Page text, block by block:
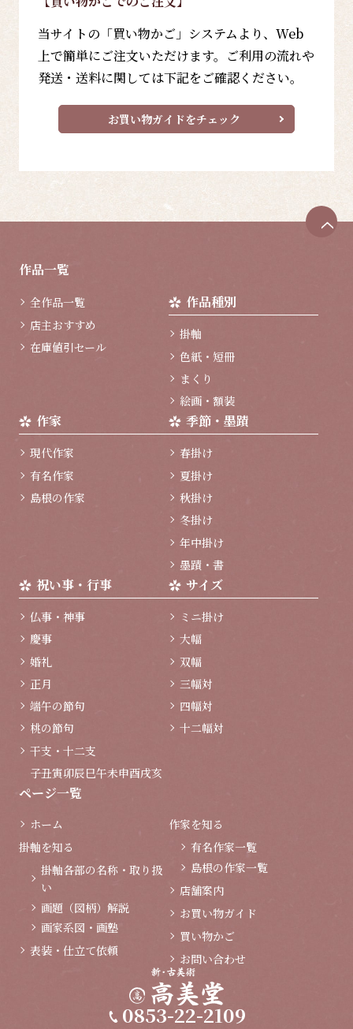
当サイトの「買い物かご」システムより、Web
上で簡単にご注文いただけます。ご利用の流れや
発送・送料に関しては下記をご確認ください。
お買い物ガイドをチェック
作品一覧
全作品一覧
店主おすすめ
在庫値引セール
作品種別
掛軸
色紙・短冊
まくり
絵画・額装
作家
現代作家
有名作家
島根の作家
季節・墨蹟
春掛け
夏掛け
秋掛け
冬掛け
年中掛け
墨蹟・書
祝い事・行事
仏事・神事
慶事
婚礼
正月
端午の節句
桃の節句
干支・十二支
子丑寅卯辰巳午未申酉戌亥
サイズ
ミニ掛け
大幅
双幅
三幅対
四幅対
十二幅対
ページ一覧
ホーム
掛軸を知る
掛軸各部の名称・取り扱
い
画題（図柄）解説
画家系図・画塾
表装・仕立て依頼
作家を知る
有名作家一覧
島根の作家一覧
店舗案内
お買い物ガイド
買い物かご
お問い合わせ
0853-22-2109
ペ